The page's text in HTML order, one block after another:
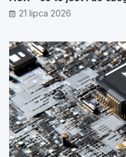
21 lipca 2026